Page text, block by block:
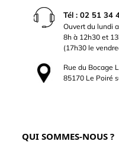
Tél : 02 51 34
Ouvert du lundi
8h à 12h30 et
(17h30 le
Rue du Bocage
85170 Le Poiré
QUI SOMMES-NOUS ?